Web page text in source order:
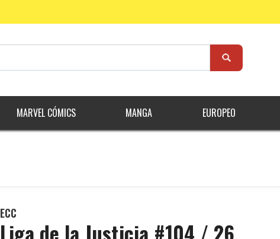
MARVEL CÓMICS MANGA EUROPEO
ECC
Liga de la Justicia #104 / 26